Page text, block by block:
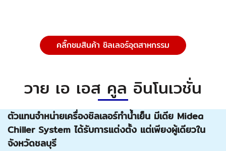
คลิ๊กชมสินค้า ชิลเลอร์อุตสาหกรรม
วาย เอ เอส คูล อินโนเวชั่น
ตัวแทนจำหน่ายเครื่องชิลเลอร์ทำน้ำเย็น มีเดีย Midea
Chiller System ได้รับการแต่งตั้ง แต่เพียงผู้เดียวใน
จังหวัดชลบุรี